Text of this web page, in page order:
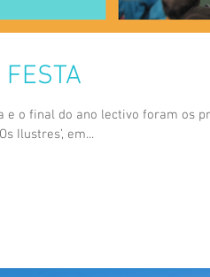
FESTA
e o final do ano lectivo foram os
Ilustres’, em...